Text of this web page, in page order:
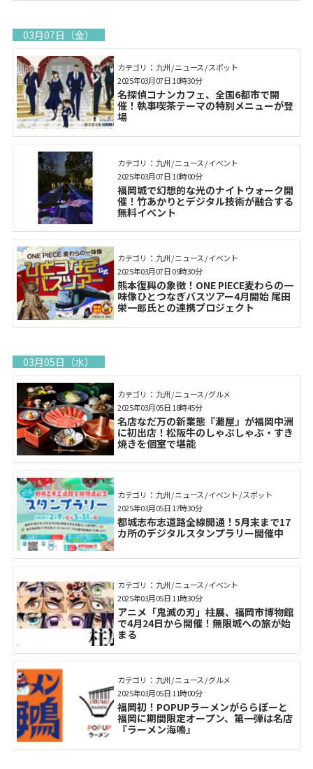
03月07日（金）
カテゴリ： 九州 / ニュース / スポット
名探偵コナンカフェ、全国6都市で開
催！執事喫茶テーマの特別メニューが登
場
2025年03月07日 10時30分
カテゴリ： 九州 / ニュース / イベント
福岡城で幻想的な光のナイトウォーク開
催！竹あかりとデジタル技術が融合する
無料イベント
2025年03月07日 10時00分
カテゴリ： 九州 / ニュース / イベント
熊本復興の象徴！ONE PIECE麦わらの一
味像ひとつなぎバスツアー4月開始 尾田
栄一郎氏との連携プロジェクト
2025年03月07日 09時30分
03月05日（水）
カテゴリ： 九州 / ニュース / グルメ
名店なだ万の新業態『灘屋』が福岡中洲
に初出店！松阪牛のしゃぶしゃぶ・すき
焼きを個室で堪能
2025年03月05日 18時45分
カテゴリ： 九州 / ニュース / イベント / スポット
都城志布志道路全線開通！5月末まで17
カ所のデジタルスタンプラリー開催中
2025年03月05日 17時30分
カテゴリ： 九州 / ニュース / イベント
アニメ「鬼滅の刃」柱展、福岡市博物館
で4月24日から開催！無限城への旅が始
まる
2025年03月05日 11時30分
カテゴリ： 九州 / ニュース / グルメ
福岡初！POPUPラーメンがららぽーと
福岡に期間限定オープン、第一弾は名店
『ラーメン海鳴』
2025年03月05日 11時00分